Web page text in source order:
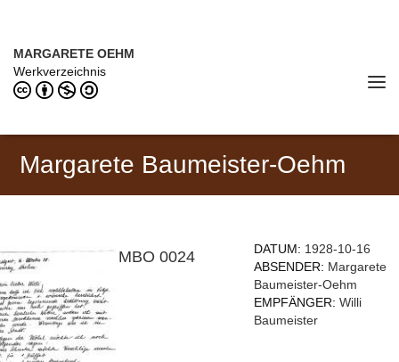
MARGARETE OEHM
Werkverzeichnis
Margarete Baumeister-Oehm
MBO 0024 DATUM: 1928-10-16
ABSENDER: Margarete
Baumeister-Oehm
EMPFÄNGER:Willi
Baumeister